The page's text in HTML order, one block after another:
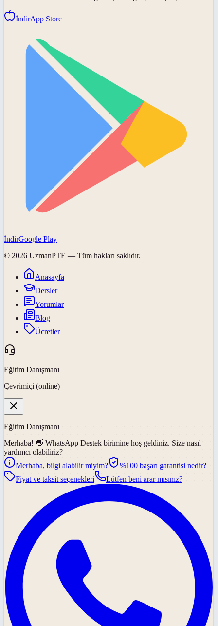
İndirApp Store
İndirGoogle Play
© 2026 UzmanPTE — Tüm hakları saklıdır.
Anasayfa
Dersler
Yorumlar
Blog
Ücretler
Eğitim Danışmanı
Çevrimiçi (online)
Eğitim Danışmanı
Merhaba! 👋 WhatsApp Destek birimine hoş geldiniz. Size nasıl
yardımcı olabiliriz?
Merhaba, bilgi alabilir miyim?
%100 başarı garantisi nedir?
Fiyat ve taksit seçenekleri
Lütfen beni arar mısınız?